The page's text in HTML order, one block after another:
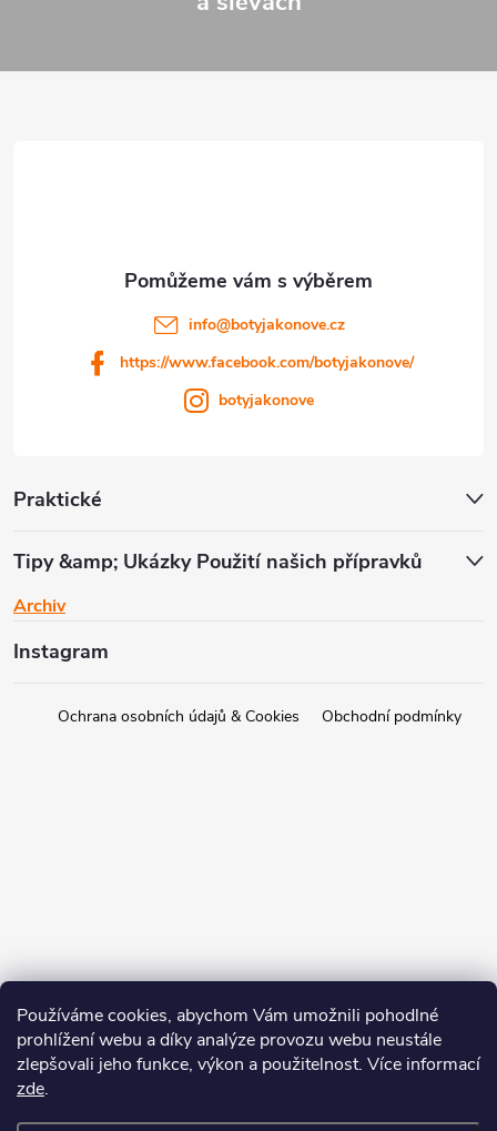
Používáme cookies, abychom Vám umožnili pohodlné
prohlížení webu a díky analýze provozu webu neustále
zlepšovali jeho funkce, výkon a použitelnost. Více informací
zde.
á
Praktické
Tipy &amp; Ukázky Použití našich přípravků
Archiv
info@botyjakonove.cz
https://www.facebook.com/botyjakonove/
botyjakonove
Instagram
Ochrana osobních údajů & Cookies Obchodní podmínky